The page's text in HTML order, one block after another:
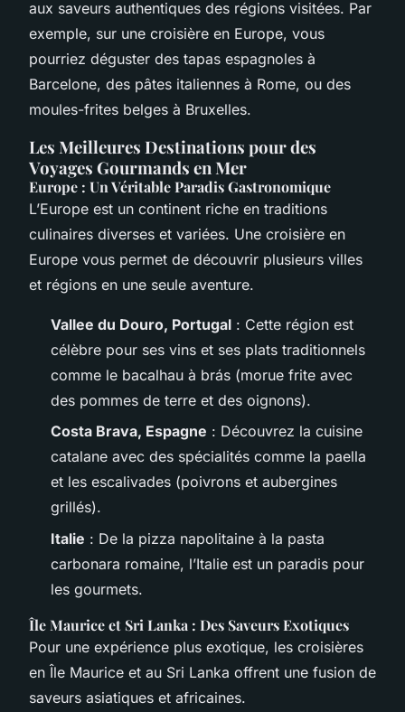
aux saveurs authentiques des régions visitées. Par
exemple, sur une croisière en Europe, vous
pourriez déguster des tapas espagnoles à
Barcelone, des pâtes italiennes à Rome, ou des
moules-frites belges à Bruxelles.
Les Meilleures Destinations pour des
Voyages Gourmands en Mer
Europe : Un Véritable Paradis Gastronomique
L’Europe est un continent riche en traditions
culinaires diverses et variées. Une croisière en
Europe vous permet de découvrir plusieurs villes
et régions en une seule aventure.
Vallee du Douro, Portugal : Cette région est
célèbre pour ses vins et ses plats traditionnels
comme le bacalhau à brás (morue frite avec
des pommes de terre et des oignons).
Costa Brava, Espagne : Découvrez la cuisine
catalane avec des spécialités comme la paella
et les escalivades (poivrons et aubergines
grillés).
Italie : De la pizza napolitaine à la pasta
carbonara romaine, l’Italie est un paradis pour
les gourmets.
Île Maurice et Sri Lanka : Des Saveurs Exotiques
Pour une expérience plus exotique, les croisières
en Île Maurice et au Sri Lanka offrent une fusion de
saveurs asiatiques et africaines.